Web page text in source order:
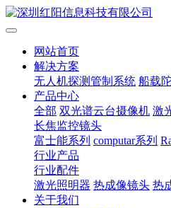
网站首页
解决方案
无人机探测管制系统 船载
产品中心
全部 双光谱云台摄像机 激
长焦监控镜头
富士能系列 computar系列
行业产品
行业配件
激光照明器 热成像镜头 热
关于我们